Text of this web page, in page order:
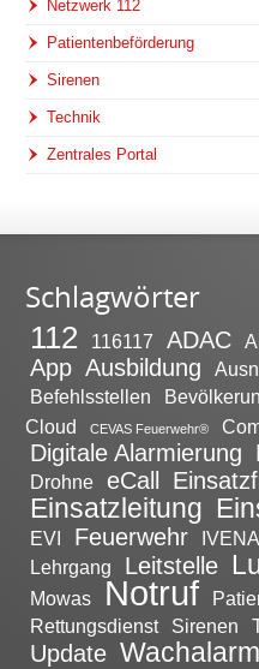
Netzwerk 112
Patientenbeförderung
Sirenen
Technik
Zentrales Portal
Schlagwörter
112 116117 ADAC
App Ausbildung
Befehlsstellen
Cloud
CEVAS Feuerwehr®
Digitale Alarmierung
Drohne eCall
Einsatzleitung
EVI Feuerwehr IVENA
Lehrgang
Leitstelle
Mowas
Notruf
Rettungsdienst
Sirenen
Update Wachalarm